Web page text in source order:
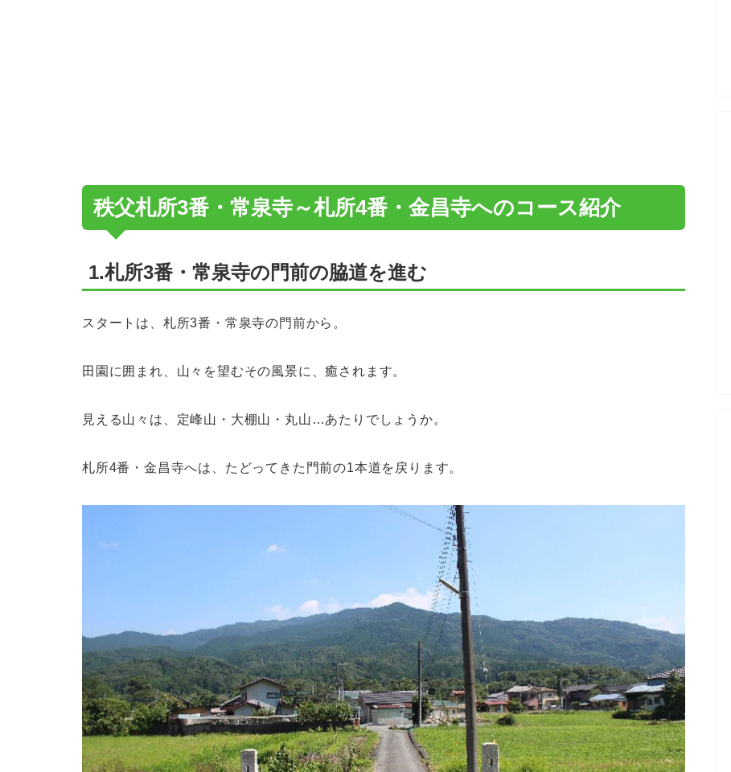
秩父札所3番・常泉寺～札所4番・金昌寺へのコース紹介
1.札所3番・常泉寺の門前の脇道を進む
スタートは、札所3番・常泉寺の門前から。
田園に囲まれ、山々を望むその風景に、癒されます。
見える山々は、定峰山・大棚山・丸山…あたりでしょうか。
札所4番・金昌寺へは、たどってきた門前の1本道を戻ります。